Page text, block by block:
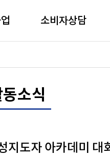
소비자상담
소식
도자 아카데미 대